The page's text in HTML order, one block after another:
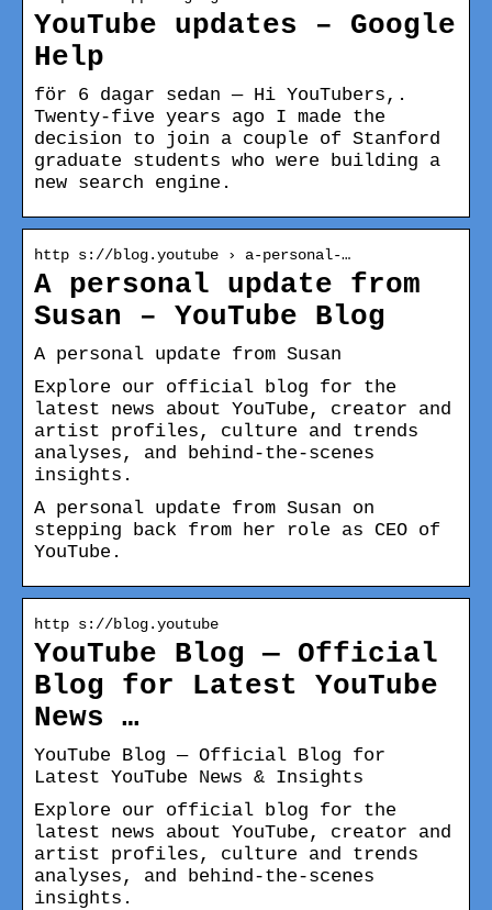
YouTube updates – Google
Help
för 6 dagar sedan — Hi YouTubers,.
Twenty-five years ago I made the
decision to join a couple of Stanford
graduate students who were building a
new search engine.
http s://blog.youtube › a-personal-…
A personal update from
Susan – YouTube Blog
A personal update from Susan
Explore our official blog for the
latest news about YouTube, creator and
artist profiles, culture and trends
analyses, and behind-the-scenes
insights.
A personal update from Susan on
stepping back from her role as CEO of
YouTube.
http s://blog.youtube
YouTube Blog — Official
Blog for Latest YouTube
News …
YouTube Blog — Official Blog for
Latest YouTube News & Insights
Explore our official blog for the
latest news about YouTube, creator and
artist profiles, culture and trends
analyses, and behind-the-scenes
insights.